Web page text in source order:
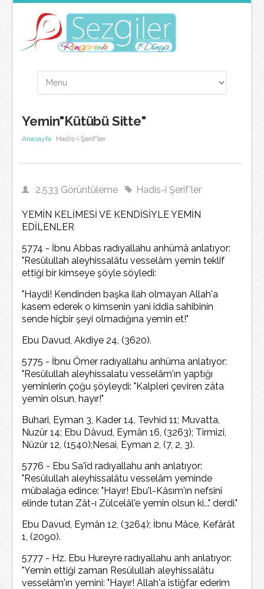
Yemin"Kütübü Sitte"
Anasayfa Hadis-i Şerif'ler
2.533 Görüntüleme Hadis-i Şerif'ler
YEMİN KELİMESİ VE KENDİSİYLE YEMİN
EDİLENLER
5774 - İbnu Abbas radıyallahu anhümâ anlatıyor:
"Resûlullah aleyhissalâtu vesselâm yemin teklif
ettiği bir kimseye şöyle söyledi:
"Haydi! Kendinden başka ilah olmayan Allah'a
kasem ederek o kimsenin yani iddia sahibinin
sende hiçbir şeyi olmadığına yemin et!"
Ebu Davud, Akdiye 24, (3620).
5775 - İbnu Ömer radıyallahu anhüma anlatıyor:
"Resûlullah aleyhissalatu vesselâm'ın yaptığı
yeminlerin çoğu şöyleydi: "Kalpleri çeviren zâta
yemin olsun, hayır!"
Buhari, Eyman 3, Kader 14, Tevhid 11; Muvatta,
Nuzûr 14; Ebu Dâvud, Eymân 16, (3263); Tirmizi,
Nüzûr 12, (1540);Nesai, Eyman 2, (7, 2, 3).
5776 - Ebu Sa'îd radıyallahu anh anlatıyor:
"Resûlullah aleyhissalâtu vesselâm yeminde
mübalağa edince: "Hayır! Ebu'l-Kâsım'ın nefsini
elinde tutan Zât-ı Zülcelâl'e yemin olsun ki..." derdi."
Ebu Davud, Eymân 12, (3264); İbnu Mâce, Kefârât
1, (2090).
5777 - Hz. Ebu Hureyre radıyallahu anh anlatıyor:
"Yemin ettiği zaman Resülullah aleyhissalâtu
vesselâm'ın yemini: "Hayır! Allah'a istiğfar ederim